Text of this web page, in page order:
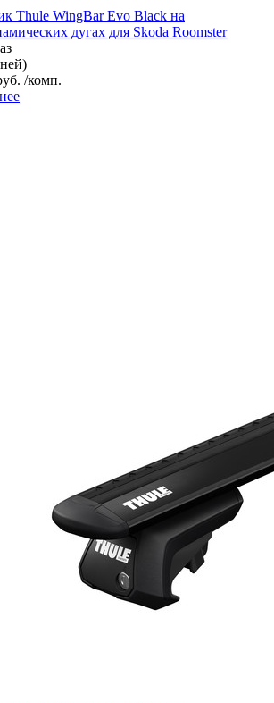
Thule WingBar Evo Black на
дугах для Skoda Roomster
/комп.